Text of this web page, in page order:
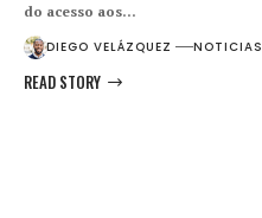
do acesso aos…
DIEGO VELÁZQUEZ NOTICIAS
READ STORY